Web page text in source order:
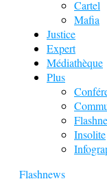
Cartel
Mafia
Justice
Expert
Médiathèque
Plus
Insolite
Flashnews